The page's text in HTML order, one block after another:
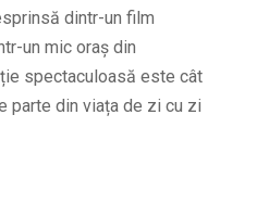
dintr-un film
un mic oraș din
spectaculoasă este cât
parte din viața de zi cu zi